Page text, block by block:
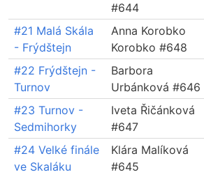
#644
#21 Malá Skála
- Frýdštejn
Anna Korobko
Korobko #648
#22 Frýdštejn -
Turnov
Barbora
Urbánková #646
#23 Turnov -
Sedmihorky
Iveta Řičánková
#647
#24 Velké finále
ve Skaláku
Klára Malíková
#645